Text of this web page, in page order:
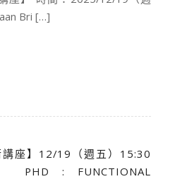
Bri […]
講座】12/19（週五）15:30
PHD : FUNCTIONAL